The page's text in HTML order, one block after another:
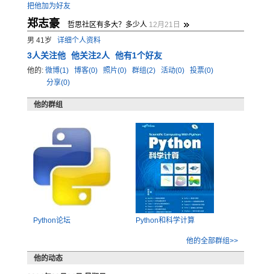
把他加为好友
郑志豪 哲思社区有多大？多少人 12月21日
男 41岁 详细个人资料
3人关注他 他关注2人 他有1个好友
他的: 微博(1) 博客(0) 照片(0) 群组(2) 活动(0)
投票(0)
分享(0)
他的群组
Python论坛 Python和科学计算
他的全部群组>>
他的动态